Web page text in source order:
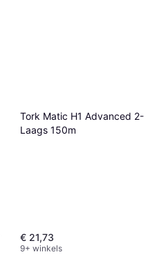
Tork Matic H1 Advanced 2-
Laags 150m
€ 21,73
9+ winkels